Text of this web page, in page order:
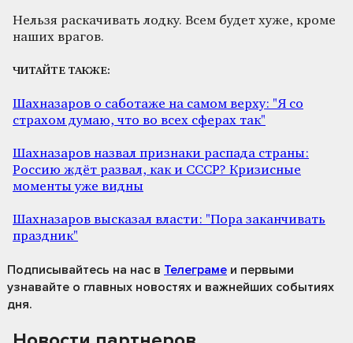
Нельзя раскачивать лодку. Всем будет хуже, кроме
наших врагов.
ЧИТАЙТЕ ТАКЖЕ:
Шахназаров о саботаже на самом верху: "Я со
страхом думаю, что во всех сферах так"
Шахназаров назвал признаки распада страны:
Россию ждёт развал, как и СССР? Кризисные
моменты уже видны
Шахназаров высказал власти: "Пора заканчивать
праздник"
Подписывайтесь на нас в Телеграме и первыми
узнавайте о главных новостях и важнейших событиях
дня.